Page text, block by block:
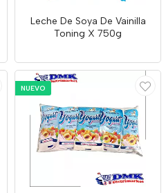
Leche De Soya De Vainilla
Toning X 750g
NUEVO